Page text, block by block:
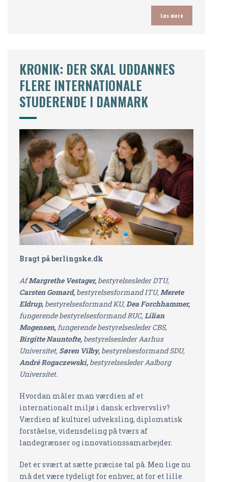
Læs mere
KRONIK: DER SKAL UDDANNES
FLERE INTERNATIONALE
STUDERENDE I DANMARK
Bragt på berlingske.dk
AfMargrethe Vestager, bestyrelsesleder DTU,
Carsten Gomard, bestyrelsesformand ITU, Merete
Eldrup, bestyrelsesformand KU, Dea Forchhammer,
fungerende bestyrelsesformand RUC, Lilian
Mogensen, fungerende bestyrelsesleder CBS,
Birgitte Nauntofte, bestyrelsesleder Aarhus
Universitet, Søren Vilby, bestyrelsesformand SDU,
André Rogaczewski, bestyrelsesleder Aalborg
Universitet.
Hvordan måler man værdien af et
internationalt miljø i dansk erhvervsliv?
Værdien af kulturel udveksling, diplomatisk
forståelse, vidensdeling på tværs af
landegrænser og innovationssamarbejder.
Det er svært at sætte præcise tal på. Men lige nu
må det være tydeligt for enhver, at for et lille